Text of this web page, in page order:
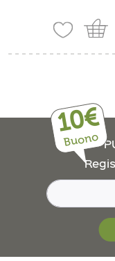
10€
Buono